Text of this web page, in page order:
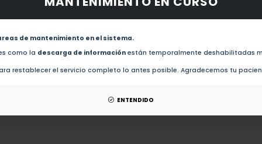
de mantenimiento en el sistema.
como la descarga de información están temporalmente deshabilitadas
restablecer el servicio completo lo antes posible. Agradecemos tu
ENTENDIDO
de este autor.